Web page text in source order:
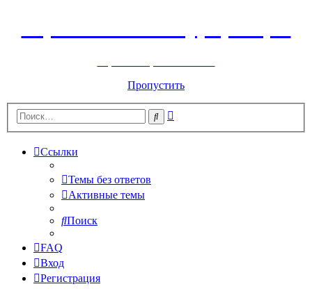
Пропустить
Поиск
Ссылки
Темы без ответов
Активные темы
Поиск
FAQ
Вход
Регистрация